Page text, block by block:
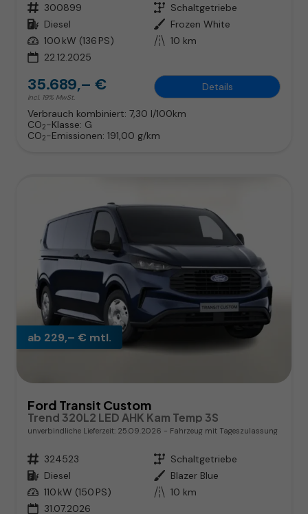
Fahrzeugnr. 300899 Getriebe Schaltgetriebe
Kraftstoff Diesel Außenfarbe Frozen White
Leistung 100 kW (136 PS) Kilometerstand 10 km
22.12.2025
35.689,– €
incl. 19% MwSt.
Details
Verbrauch kombiniert: 7,30 l/100km
CO2-Klasse: G
CO2-Emissionen: 191,00 g/km
ab 229,– € mtl.
Ford Transit Custom
Trend 320L2 LED AHK Kam Temp 3S
unverbindliche Lieferzeit: 25.09.2026 Fahrzeug mit Tageszulassung
Fahrzeugnr. 324523 Getriebe Schaltgetriebe
Kraftstoff Diesel Außenfarbe Blazer Blue
Leistung 110 kW (150 PS) Kilometerstand 10 km
31.07.2026